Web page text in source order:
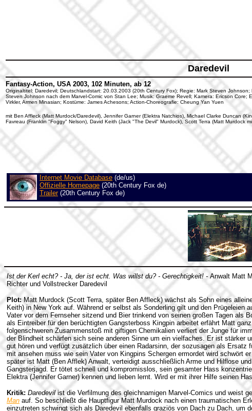
Daredevil
Fantasy-Action, USA 2003, 102 Minuten, ab 12
Originaltitel: Daredevil; Deutschlandstart: 20.03.2003 (20th Century Fox); Regie: Mark Steven
Steven Johnson nach dem Marvel-Comic von Stan Lee; Musik: Graeme Revell; Kamera: Ericson
Virkler, Armen Minasian; Kostüme: James Achesons; Action-Choreografie: Cheung Yan Yuen
mit Ben Affleck (Matt Murdock/Daredevil), Jennifer Garner (Elektra Natchios), Michael Clarke Duncan
Favreau (Franklin "Foggy" Nelson), David Keith (Jack "The Devil" Murdock), Scott Terra (Matt Murdock
Internet Movie Database (de/us)
Offizielle Homepage (20th Century Fox de)
Trailer(20th Century Fox de)
Ist der Kerl echt? - Ja, der ist echt. Was willst du? - Gerechtigkeit! - Anwalt Matt
Richter und Vollstrecker Daredevil
Plot: Matt Murdock (Scott Terra, später Ben Affleck) wächst als Sohn eines
Keith) in New York auf. Während er selbst als Sonderling gilt und den Prügeleien
Vater vor dem Fernseher sitzend und Bier trinkend von seinen großen Tagen als
als Eintreiber für den berüchtigten Gangsterboss Kingpin arbeitet erfährt Matt
folgenschweren Zusammenstoß mit giftigen Chemikalien verliert der Junge für
der Blindheit schärfen sich seine anderen Sinne um ein vielfaches. Er ist stärker
gut hören und verfügt zusätzlich über einen Radarsinn, der sozusagen als Ersatz
mit ansehen muss wie sein Vater von Kingpins Schergen ermordet wird schwört
später ist Matt (Ben Afflek) Anwalt, verteidigt ausschließlich Arme und Hilflose
Gangsterjagd. Er tötet schnell und kompromisslos, sein gesamter Hass
Elektra (Jennifer Garner) kennen und lieben lernt. Wird er mit ihrer Hilfe seinen
Kritik: Daredevilist die Verfilmung des gleichnamigen Marvel-Comics und weist
Man auf. So beschließt die Hauptfigur Matt Murdock nach einen traumatischen
einzutreten schwingt sich als Daredevil ebenfalls graziös von Dach zu Dach, um